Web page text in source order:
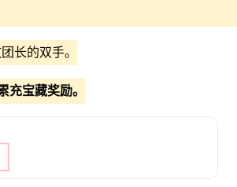
长的双手。
宝藏奖励。